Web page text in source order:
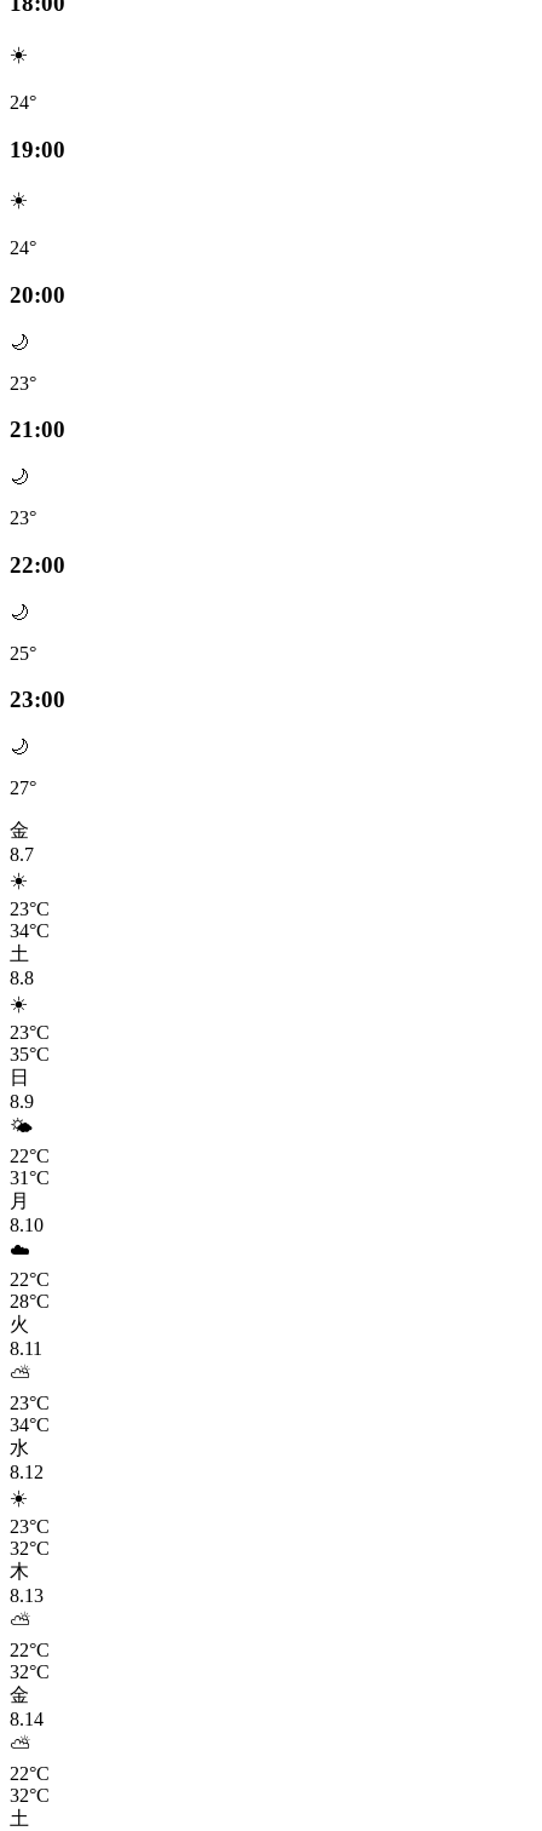
☀️
24°
19:00
☀️
24°
20:00
🌙
23°
21:00
🌙
23°
22:00
🌙
25°
23:00
🌙
27°
金
8.7
☀️
23°C
34°C
土
8.8
☀️
23°C
35°C
日
8.9
🌤️
22°C
31°C
月
8.10
☁️
22°C
28°C
火
8.11
⛅
23°C
34°C
水
8.12
☀️
23°C
32°C
木
8.13
⛅
22°C
32°C
金
8.14
⛅
22°C
32°C
土